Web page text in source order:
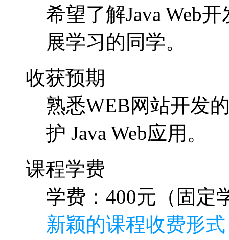
希望了解Java Web
展学习的同学。
收获预期
熟悉WEB网站开发
护 Java Web应用。
课程学费
学费：400元（固定
新颖的课程收费形